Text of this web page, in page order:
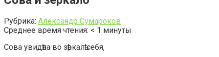
Рубрика: Александр Сумароков
Среднее время чтения: < 1 минуты
Сова увидѣла во зѣркалѣ себя,